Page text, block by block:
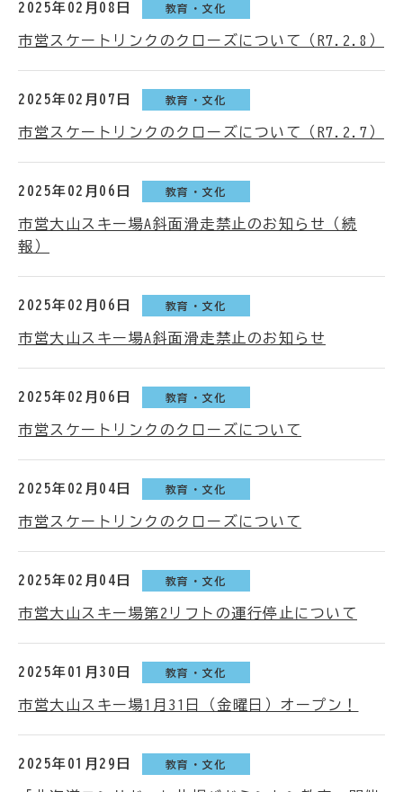
2025年02月08日 教育・文化
市営スケートリンクのクローズについて（R7.2.8）
2025年02月07日 教育・文化
市営スケートリンクのクローズについて（R7.2.7）
2025年02月06日 教育・文化
市営大山スキー場A斜面滑走禁止のお知らせ（続
報）
2025年02月06日 教育・文化
市営大山スキー場A斜面滑走禁止のお知らせ
2025年02月06日 教育・文化
市営スケートリンクのクローズについて
2025年02月04日 教育・文化
市営スケートリンクのクローズについて
2025年02月04日 教育・文化
市営大山スキー場第2リフトの運行停止について
2025年01月30日 教育・文化
市営大山スキー場1月31日（金曜日）オープン！
2025年01月29日 教育・文化